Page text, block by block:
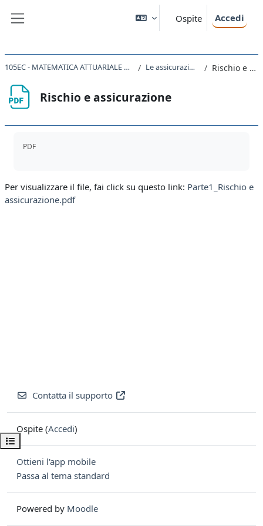
Ospite Accedi
Apri indice del corso
105EC - MATEMATICA ATTUARIALE DELLE ASSICURAZIONI DANNI 2023 Le assicurazioni contro i danni Rischio e assicurazione
Rischio e assicurazione
PDF
Per visualizzare il file, fai click su questo link: Parte1_Rischio e
assicurazione.pdf
Contatta il supporto
Ospite (Accedi)
Ottieni l'app mobile
Passa al tema standard
Powered by Moodle